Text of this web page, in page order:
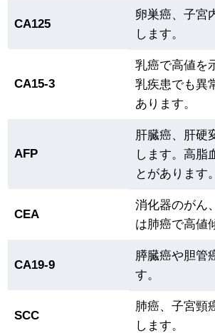
CA125
卵巣癌、子宮
します。
CA15-3
乳癌で高値を
乳疾患でも異
あります。
AFP
肝臓癌、肝硬
します。高脂
とがあります。
CEA
消化器のがん
は肺癌で高値
CA19-9
膵臓癌や胆管
す。
SCC
肺癌、子宮頸
します。